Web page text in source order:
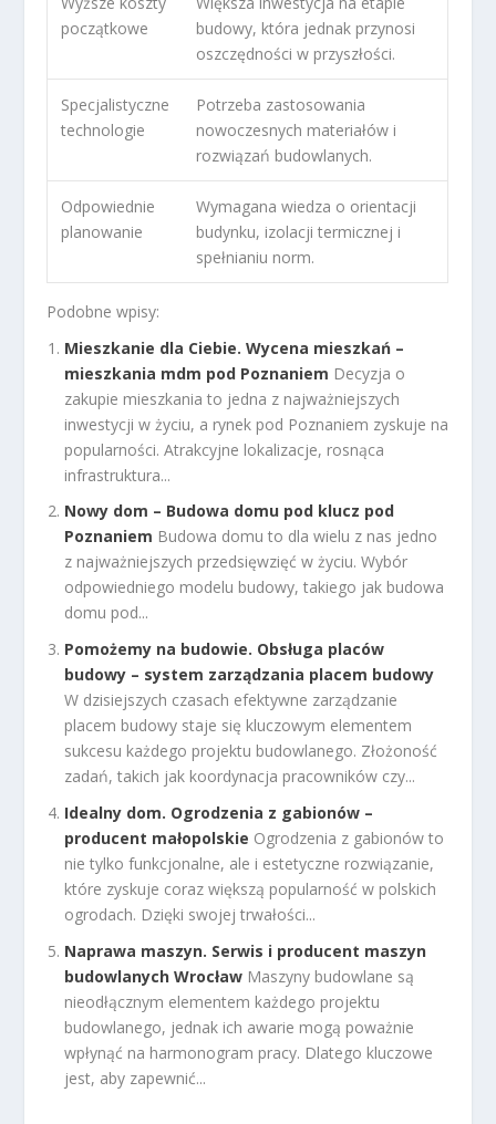
początkowe
budowy, która jednak przynosi
oszczędności w przyszłości.
Specjalistyczne
technologie
Potrzeba zastosowania
nowoczesnych materiałów i
rozwiązań budowlanych.
Odpowiednie
planowanie
Wymagana wiedza o orientacji
budynku, izolacji termicznej i
spełnianiu norm.
Podobne wpisy:
Mieszkanie dla Ciebie. Wycena mieszkań –
mieszkania mdm pod Poznaniem Decyzja o
zakupie mieszkania to jedna z najważniejszych
inwestycji w życiu, a rynek pod Poznaniem zyskuje na
popularności. Atrakcyjne lokalizacje, rosnąca
infrastruktura...
Nowy dom – Budowa domu pod klucz pod
Poznaniem Budowa domu to dla wielu z nas jedno
z najważniejszych przedsięwzięć w życiu. Wybór
odpowiedniego modelu budowy, takiego jak budowa
domu pod...
Pomożemy na budowie. Obsługa placów
budowy – system zarządzania placem budowy
W dzisiejszych czasach efektywne zarządzanie
placem budowy staje się kluczowym elementem
sukcesu każdego projektu budowlanego. Złożoność
zadań, takich jak koordynacja pracowników czy...
Idealny dom. Ogrodzenia z gabionów –
producent małopolskie Ogrodzenia z gabionów to
nie tylko funkcjonalne, ale i estetyczne rozwiązanie,
które zyskuje coraz większą popularność w polskich
ogrodach. Dzięki swojej trwałości...
Naprawa maszyn. Serwis i producent maszyn
budowlanych Wrocław Maszyny budowlane są
nieodłącznym elementem każdego projektu
budowlanego, jednak ich awarie mogą poważnie
wpłynąć na harmonogram pracy. Dlatego kluczowe
jest, aby zapewnić...